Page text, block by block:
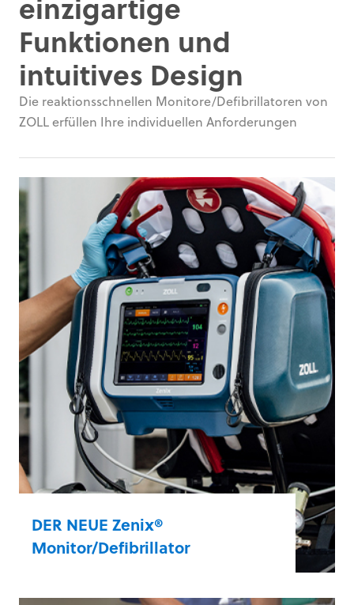
Funktionen und
intuitives Design
Die reaktionsschnellen Monitore/Defibrillatoren von
ZOLL erfüllen Ihre individuellen Anforderungen
DER NEUE Zenix®
Monitor/Defibrillator
Basierend auf dem Feedback von EMS-